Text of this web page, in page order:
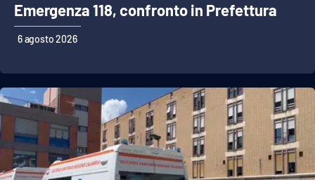
Cronaca
Cultura
Economia e Lavoro
Politica
Sanità
Emergenza 118, confronto in Prefettura
6 agosto 2026